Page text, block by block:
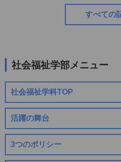
すべての
社会福祉学部メニュー
社会福祉学科TOP
活躍の舞台
3つのポリシー